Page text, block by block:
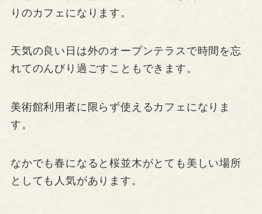
りのカフェになります。
天気の良い日は外のオープンテラスで時間を忘
れてのんびり過ごすこともできます。
美術館利用者に限らず使えるカフェになりま
す。
なかでも春になると桜並木がとても美しい場所
としても人気があります。